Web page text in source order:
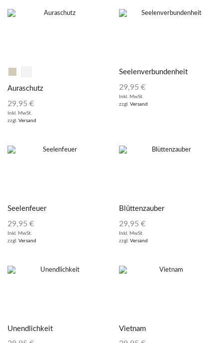
Auraschutz
29,95 €
Inkl. MwSt.
zzgl. Versand
Seelenverbundenheit
29,95 €
Inkl. MwSt.
zzgl. Versand
Seelenfeuer
29,95 €
Inkl. MwSt.
zzgl. Versand
Blüttenzauber
29,95 €
Inkl. MwSt.
zzgl. Versand
Unendlichkeit Vietnam